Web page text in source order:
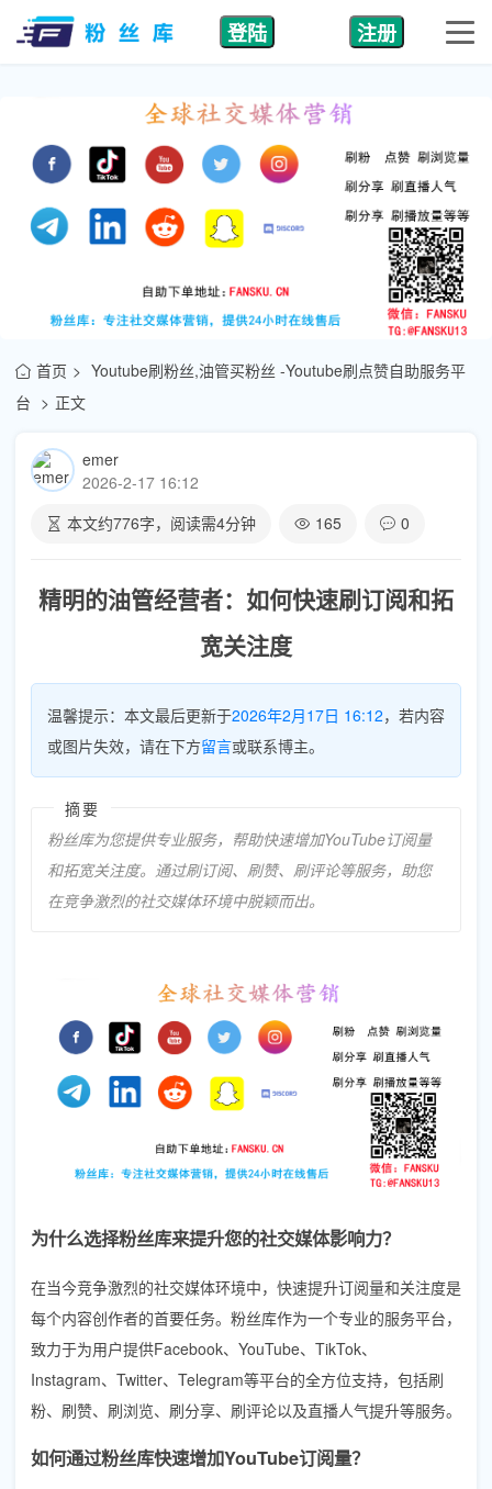
登陆 注册
首页
Youtube刷粉丝,油管买粉丝 -Youtube刷点赞自助服务平
台
正文
emer
2026-2-17 16:12
本文约776字，阅读需4分钟 165 0
精明的油管经营者：如何快速刷订阅和拓
宽关注度
温馨提示：本文最后更新于2026年2月17日 16:12，若内容
或图片失效，请在下方留言或联系博主。
摘要
粉丝库为您提供专业服务，帮助快速增加YouTube订阅量
和拓宽关注度。通过刷订阅、刷赞、刷评论等服务，助您
在竞争激烈的社交媒体环境中脱颖而出。
为什么选择粉丝库来提升您的社交媒体影响力？
在当今竞争激烈的社交媒体环境中，快速提升订阅量和关注度是
每个内容创作者的首要任务。粉丝库作为一个专业的服务平台，
致力于为用户提供Facebook、YouTube、TikTok、
Instagram、Twitter、Telegram等平台的全方位支持，包括刷
粉、刷赞、刷浏览、刷分享、刷评论以及直播人气提升等服务。
如何通过粉丝库快速增加YouTube订阅量？